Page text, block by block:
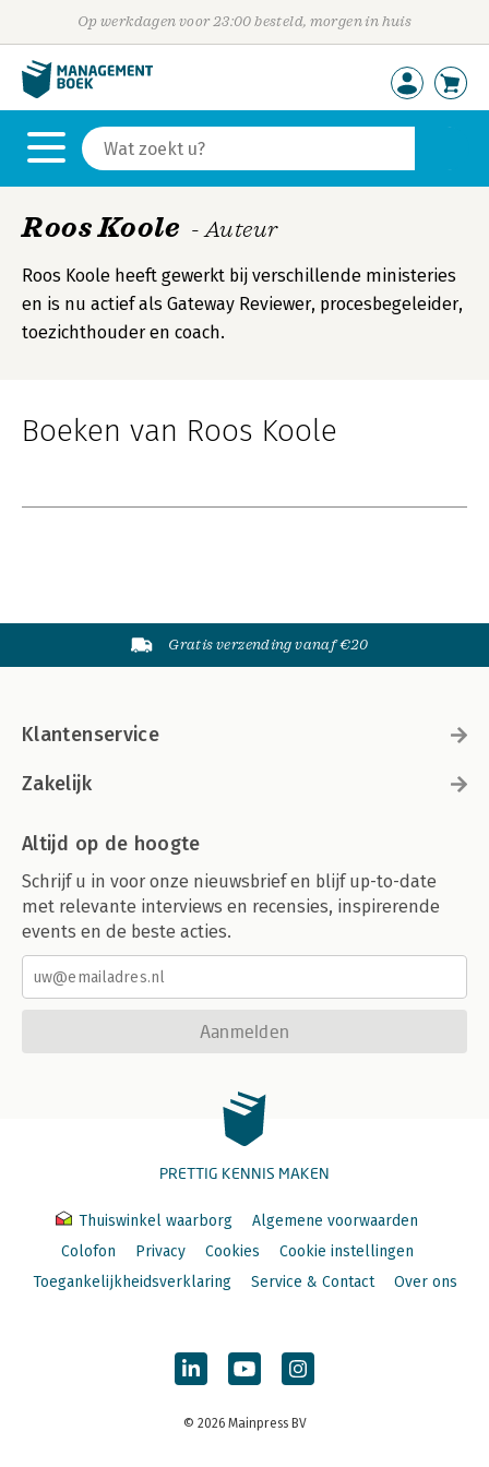
Op werkdagen voor 23:00 besteld, morgen in huis
Roos Koole - Auteur
Roos Koole heeft gewerkt bij verschillende ministeries
en is nu actief als Gateway Reviewer, procesbegeleider,
toezichthouder en coach.
Boeken van Roos Koole
Gratis verzending vanaf €20
Klantenservice
Zakelijk
Altijd op de hoogte
Schrijf u in voor onze nieuwsbrief en blijf up-to-date
met relevante interviews en recensies, inspirerende
events en de beste acties.
Aanmelden
PRETTIG KENNIS MAKEN
Thuiswinkel waarborg
Algemene voorwaarden
Colofon
Privacy Cookies
Cookie instellingen
Toegankelijkheidsverklaring
Service & Contact Over ons
© 2026 Mainpress BV